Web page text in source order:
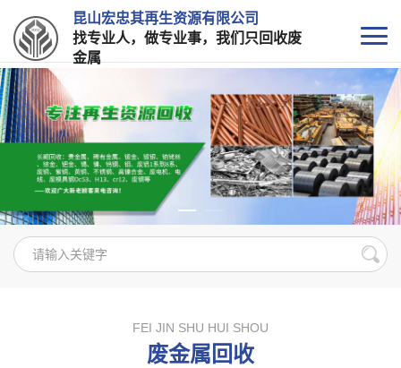
昆山宏忠其再生资源有限公司
找专业人，做专业事，我们只回收废
金属
FEI JIN SHU HUI SHOU
废金属回收